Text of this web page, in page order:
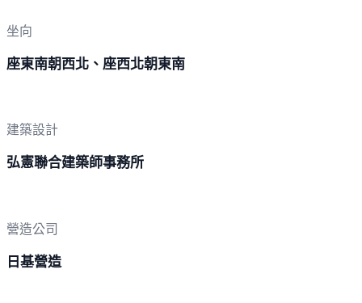
坐向
座東南朝西北、座西北朝東南
建築設計
弘憲聯合建築師事務所
營造公司
日基營造